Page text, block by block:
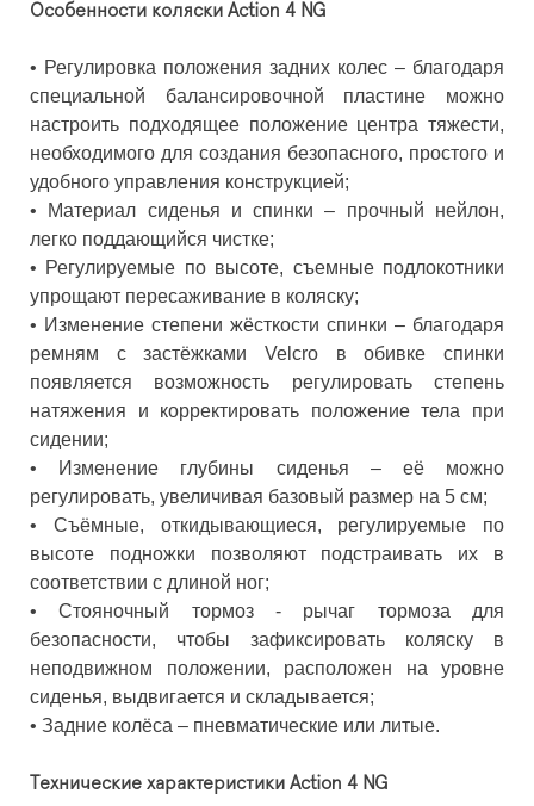
Особенности коляски Action 4 NG
• Регулировка положения задних колес – благодаря
специальной балансировочной пластине можно
настроить подходящее положение центра тяжести,
необходимого для создания безопасного, простого и
удобного управления конструкцией;
• Материал сиденья и спинки – прочный нейлон,
легко поддающийся чистке;
• Регулируемые по высоте, съемные подлокотники
упрощают пересаживание в коляску;
• Изменение степени жёсткости спинки – благодаря
ремням с застёжками Velcro в обивке спинки
появляется возможность регулировать степень
натяжения и корректировать положение тела при
сидении;
• Изменение глубины сиденья – её можно
регулировать, увеличивая базовый размер на 5 см;
• Съёмные, откидывающиеся, регулируемые по
высоте подножки позволяют подстраивать их в
соответствии с длиной ног;
• Стояночный тормоз - рычаг тормоза для
безопасности, чтобы зафиксировать коляску в
неподвижном положении, расположен на уровне
сиденья, выдвигается и складывается;
• Задние колёса – пневматические или литые.
Технические характеристики Action 4 NG